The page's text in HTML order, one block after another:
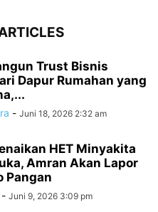
Trust Bisnis
Dapur Rumahan yang
- Juni 18, 2026 2:32 am
HET Minyakita
Amran Akan Lapor
Pangan
- Juni 9, 2026 3:09 pm